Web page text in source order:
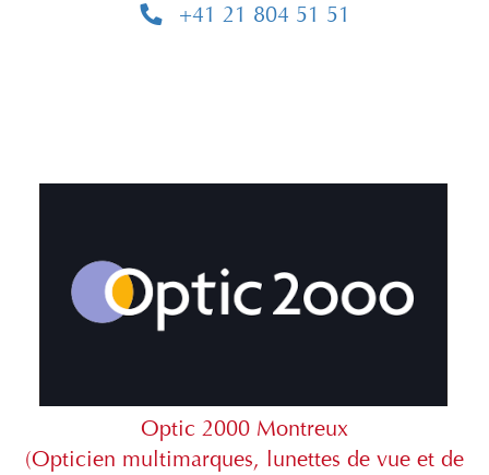
+41 21 804 51 51
Optic 2000 Montreux
(Opticien multimarques, lunettes de vue et de